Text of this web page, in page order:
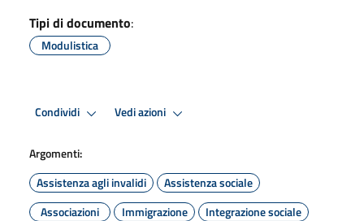
Tipi di documento:
Modulistica
Condividi Vedi azioni
Argomenti:
Assistenza agli invalidi
Assistenza sociale
Associazioni
Immigrazione
Integrazione sociale